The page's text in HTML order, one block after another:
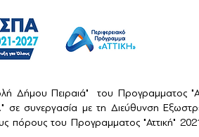
Δήμου Πειραιά" του Προγραμματος
συνεργασία με τη Διεύθυνση
πόρους του Προγραμματος "Αττική"